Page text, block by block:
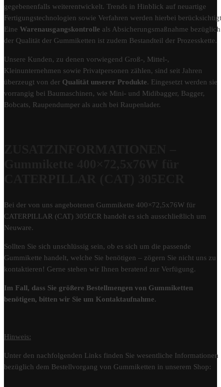
gegebenenfalls weiterentwickelt. Trends in Hinblick auf neuartige
Fertigungstechnologien sowie Verfahren werden hierbei
Eine Warenausgangskontrolle als Absicherungsmaßnahme bezüglich
der Qualität der Gummiketten ist zudem Bestandteil der Prozesskette.
Unsere Kunden, zu denen vorwiegend Groß-, Mittel-,
Kleinunternehmen sowie Privatpersonen zählen, sind seit Jahren
überzeugt von der Qualität unserer Produkte. Eingesetzt werden sie
vorrangig bei Baumaschinen, wie Mini- und Midibagger, Bagger,
Bobcats, Raupendumper als auch bei Raupenlader.
Bei der von uns angebotenen Gummikette 400×72,5x76W für
CATERPILLAR (CAT) 305ECR handelt es sich ausschließlich um
Neuware.
Sollten Sie sich unschlüssig sein, ob es sich um die passende
Gummikette handelt, welche Sie benötigen – zögern Sie nicht uns zu
kontaktieren! Gerne stehen wir Ihnen beratend zur Verfügung.
Im Fall, dass Sie größere Bestellmengen von Gummiketten
benötigen, bitten wir Sie um Kontaktaufnahme.
Hinweis:
Unter den nachfolgenden Links finden Sie wesentliche Informationen
bezüglich dem Bestellvorgang von Gummiketten in unserem Shop: